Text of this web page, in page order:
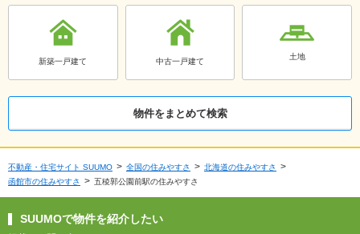
新築一戸建て 中古一戸建て
土地
物件をまとめて検索
不動産・住宅サイト SUUMO 全国の住みやすさ
北海道の住みやすさ
函館市の住みやすさ
五稜郭公園前駅の住みやすさ
SUUMOで物件を紹介したい